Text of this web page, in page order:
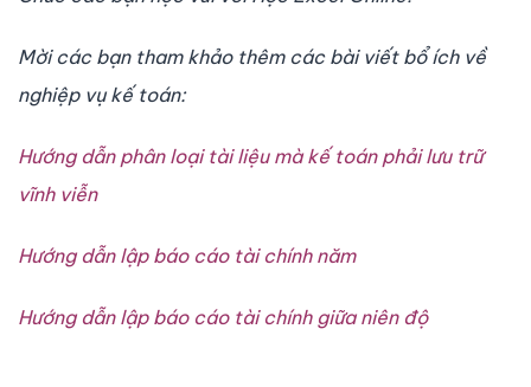
Mời các bạn tham khảo thêm các bài viết bổ ích về
nghiệp vụ kế toán:
Hướng dẫn phân loại tài liệu mà kế toán phải lưu trữ
vĩnh viễn
Hướng dẫn lập báo cáo tài chính năm
Hướng dẫn lập báo cáo tài chính giữa niên độ